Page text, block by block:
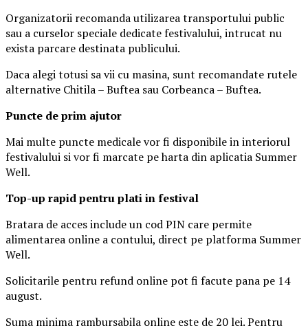
Organizatorii recomanda utilizarea transportului public
sau a curselor speciale dedicate festivalului, intrucat nu
exista parcare destinata publicului.
Daca alegi totusi sa vii cu masina, sunt recomandate rutele
alternative Chitila – Buftea sau Corbeanca – Buftea.
Puncte de prim ajutor
Mai multe puncte medicale vor fi disponibile in interiorul
festivalului si vor fi marcate pe harta din aplicatia Summer
Well.
Top-up rapid pentru plati in festival
Bratara de acces include un cod PIN care permite
alimentarea online a contului, direct pe platforma Summer
Well.
Solicitarile pentru refund online pot fi facute pana pe 14
august.
Suma minima rambursabila online este de 20 lei. Pentru